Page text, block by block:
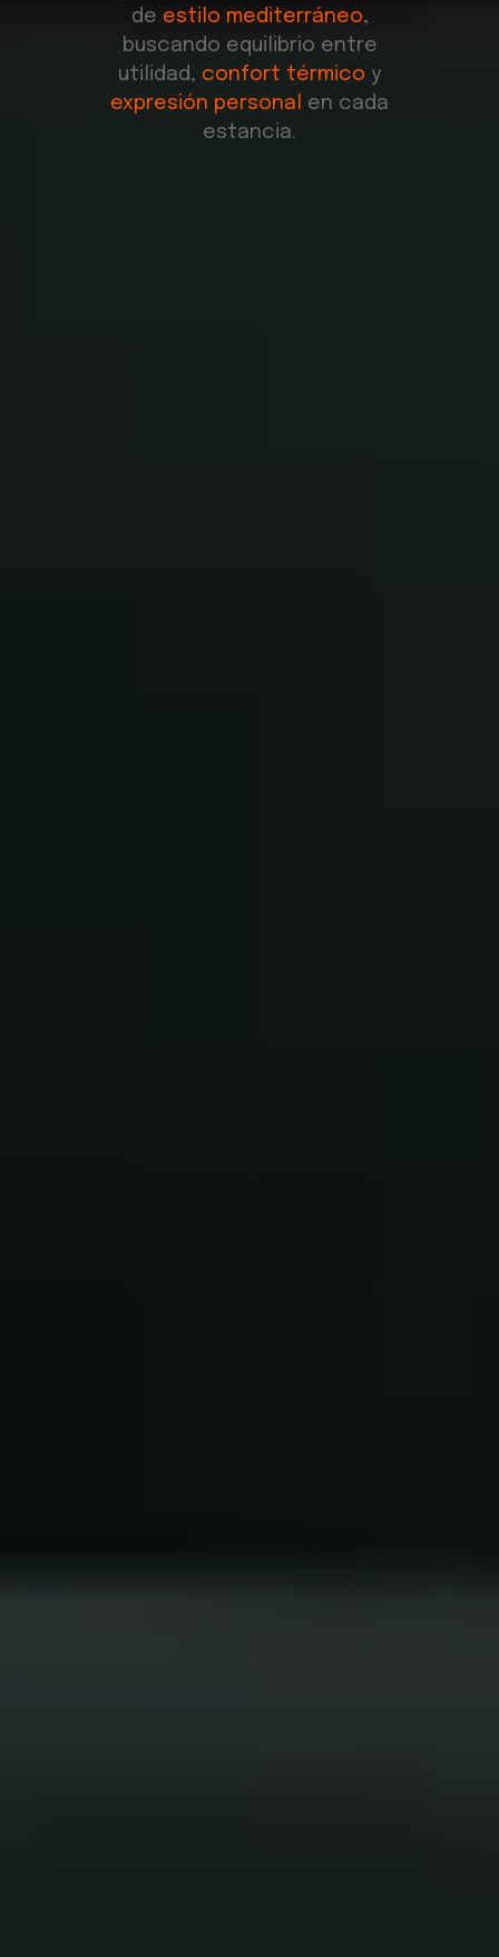
de estilo mediterráneo,
buscando equilibrio entre
utilidad, confort térmico y
expresión personal
en cada
estancia.